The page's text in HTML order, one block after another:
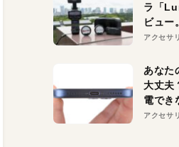
ラ「
ビュー
ーム・
アクセサリ
あなた
大丈夫
電でき
対策
アクセサリ